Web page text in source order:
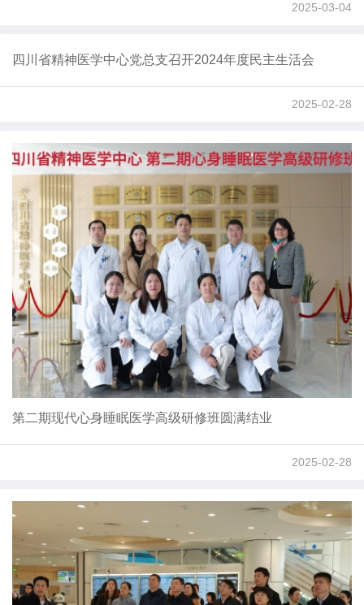
2025-03-04
四川省精神医学中心党总支召开2024年度民主生活会
2025-02-28
第二期现代心身睡眠医学高级研修班圆满结业
2025-02-28